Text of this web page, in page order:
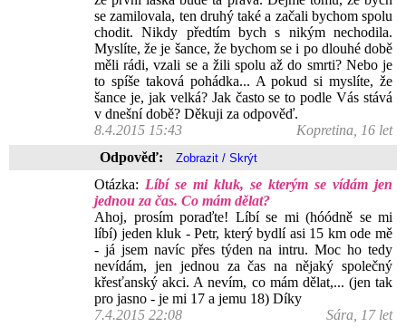
se zamilovala, ten druhý také a začali bychom spolu
chodit. Nikdy předtím bych s nikým nechodila.
Myslíte, že je šance, že bychom se i po dlouhé době
měli rádi, vzali se a žili spolu až do smrti? Nebo je
to spíše taková pohádka... A pokud si myslíte, že
šance je, jak velká? Jak často se to podle Vás stává
v dnešní době? Děkuji za odpověď.
8.4.2015 15:43
Kopretina, 16 let
Odpověď:
Otázka: Líbí se mi kluk, se kterým se vídám jen
jednou za čas. Co mám dělat?
Ahoj, prosím poraďte! Líbí se mi (hóódně se mi
líbí) jeden kluk - Petr, který bydlí asi 15 km ode mě
- já jsem navíc přes týden na intru. Moc ho tedy
nevídám, jen jednou za čas na nějaký společný
křesťanský akci. A nevím, co mám dělat,... (jen tak
pro jasno - je mi 17 a jemu 18) Díky
7.4.2015 22:08
Sára, 17 let